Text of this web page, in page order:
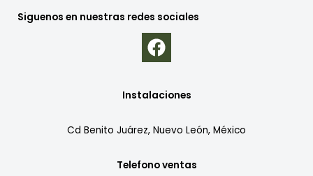
Siguenos en nuestras redes sociales
Instalaciones
Cd Benito Juárez, Nuevo León, México
Telefono ventas